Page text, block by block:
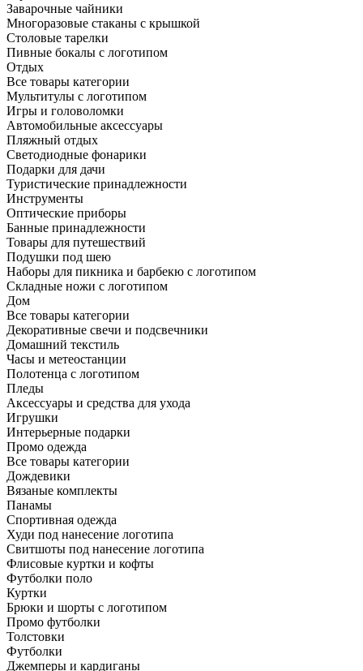
Заварочные чайники
Многоразовые стаканы с крышкой
Столовые тарелки
Пивные бокалы с логотипом
Отдых
Все товары категории
Мультитулы с логотипом
Игры и головоломки
Автомобильные аксессуары
Пляжный отдых
Светодиодные фонарики
Подарки для дачи
Туристические принадлежности
Инструменты
Оптические приборы
Банные принадлежности
Товары для путешествий
Подушки под шею
Наборы для пикника и барбекю с логотипом
Складные ножи с логотипом
Дом
Все товары категории
Декоративные свечи и подсвечники
Домашний текстиль
Часы и метеостанции
Полотенца с логотипом
Пледы
Аксессуары и средства для ухода
Игрушки
Интерьерные подарки
Промо одежда
Все товары категории
Дождевики
Вязаные комплекты
Панамы
Спортивная одежда
Худи под нанесение логотипа
Свитшоты под нанесение логотипа
Флисовые куртки и кофты
Футболки поло
Куртки
Брюки и шорты с логотипом
Промо футболки
Толстовки
Футболки
Джемперы и кардиганы